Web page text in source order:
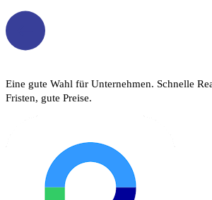
Eine gute Wahl für Unternehmen. Schnelle
Fristen, gute Preise.